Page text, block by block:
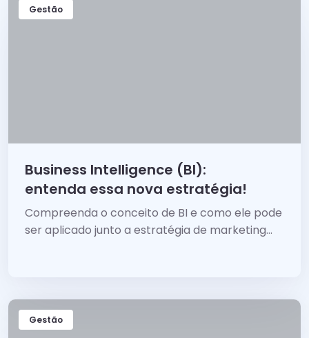
Gestão
Business Intelligence (BI):
entenda essa nova estratégia!
Compreenda o conceito de BI e como ele pode
ser aplicado junto a estratégia de marketing
Gestão